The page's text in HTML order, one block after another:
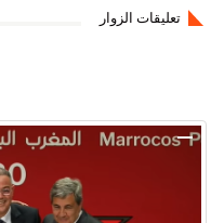
تعليقات الزوار